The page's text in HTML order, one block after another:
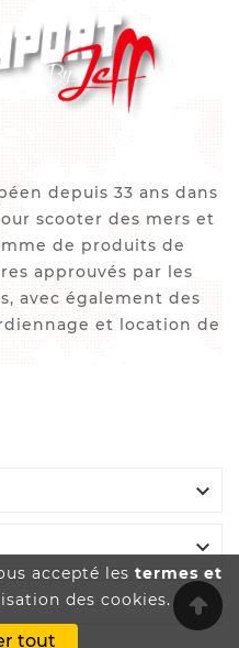
accepté les termes et
des cookies.
tout
depuis 33 ans dans
scooter des mers et
de produits de
approuvés par les
avec également des
et location de


